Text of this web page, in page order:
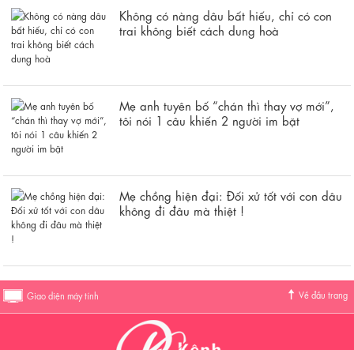
Không có nàng dâu bất hiếu, chỉ có con
trai không biết cách dung hoà
Mẹ anh tuyên bố “chán thì thay vợ mới”,
tôi nói 1 câu khiến 2 người im bặt
Mẹ chồng hiện đại: Đối xử tốt với con dâu
không đi đâu mà thiệt !
Giao diện máy tính Về đầu trang